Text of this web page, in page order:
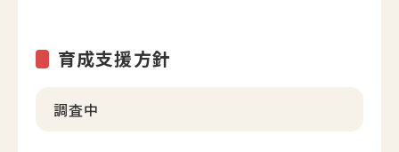
育成支援方針
調査中